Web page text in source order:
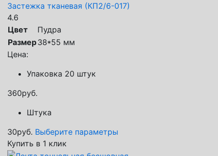
Застежка тканевая (КП2/6-017)
4.6
Цвет
Пудра
Размер38*55 мм
Цена:
Упаковка 20 штук
360руб.
Штука
30руб. Выберите параметры
Купить в 1 клик